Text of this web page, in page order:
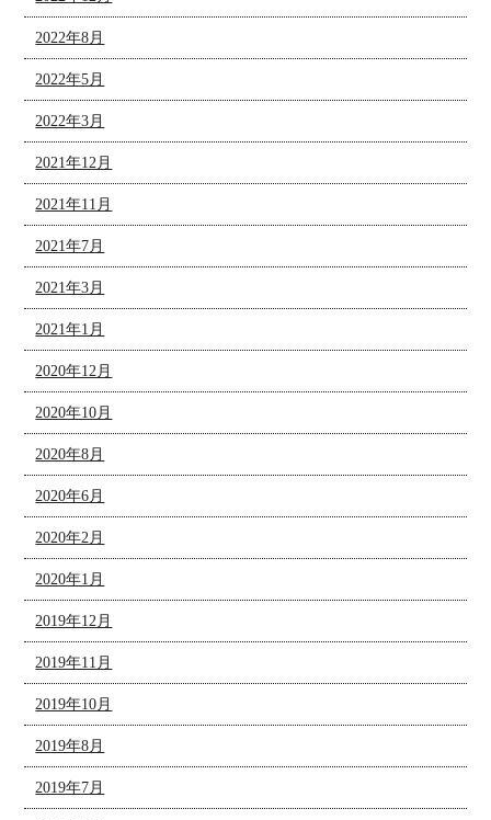
2022年8月
2022年5月
2022年3月
2021年12月
2021年11月
2021年7月
2021年3月
2021年1月
2020年12月
2020年10月
2020年8月
2020年6月
2020年2月
2020年1月
2019年12月
2019年11月
2019年10月
2019年8月
2019年7月